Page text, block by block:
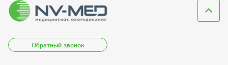
Обратный звонок